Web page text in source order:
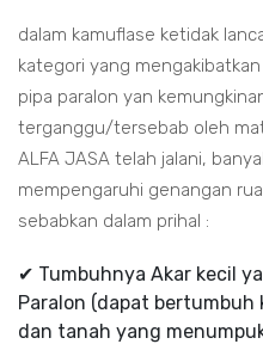
dalam kamuflase ketidak
kategori yang
pipa paralon yan
terganggu/tersebab oleh
ALFA JASA telah jalani,
mempengaruhi genangan
sebabkan dalam prihal :
✔ Tumbuhnya Akar kecil
Paralon (dapat
dan tanah yang